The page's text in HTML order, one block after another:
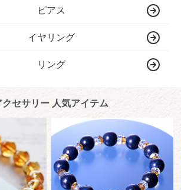
ピアス
イヤリング
リング
セサリー 人気アイテム